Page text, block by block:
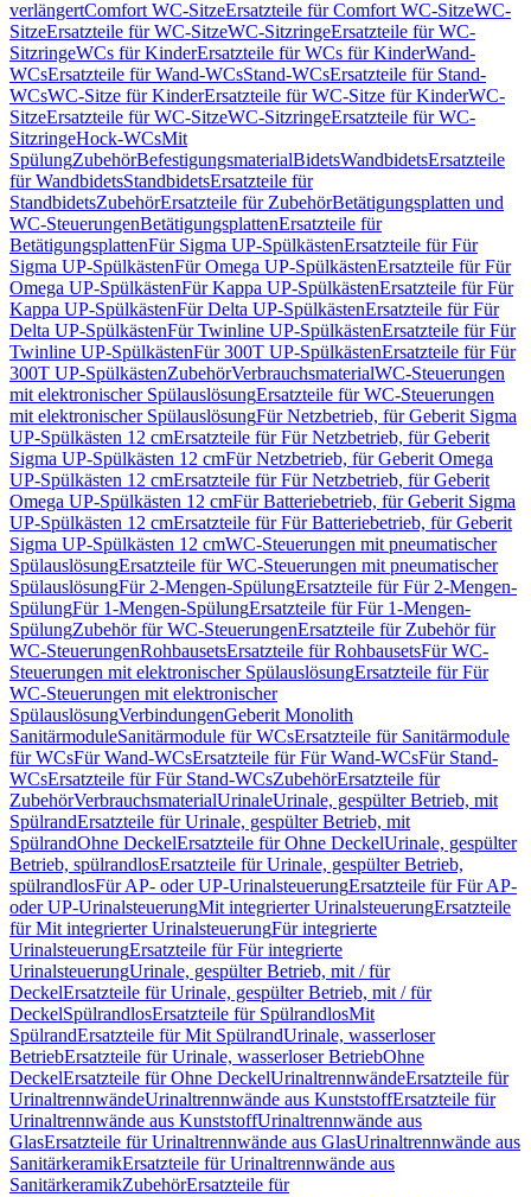
verlängertComfort WC-SitzeErsatzteile für Comfort WC-SitzeWC-
SitzeErsatzteile für WC-SitzeWC-SitzringeErsatzteile für WC-
SitzringeWCs für KinderErsatzteile für WCs für KinderWand-
WCsErsatzteile für Wand-WCsStand-WCsErsatzteile für Stand-
WCsWC-Sitze für KinderErsatzteile für WC-Sitze für KinderWC-
SitzeErsatzteile für WC-SitzeWC-SitzringeErsatzteile für WC-
SitzringeHock-WCsMit
SpülungZubehörBefestigungsmaterialBidetsWandbidetsErsatzteile
für WandbidetsStandbidetsErsatzteile für
StandbidetsZubehörErsatzteile für ZubehörBetätigungsplatten und
WC-SteuerungenBetätigungsplattenErsatzteile für
BetätigungsplattenFür Sigma UP-SpülkästenErsatzteile für Für
Sigma UP-SpülkästenFür Omega UP-SpülkästenErsatzteile für Für
Omega UP-SpülkästenFür Kappa UP-SpülkästenErsatzteile für Für
Kappa UP-SpülkästenFür Delta UP-SpülkästenErsatzteile für Für
Delta UP-SpülkästenFür Twinline UP-SpülkästenErsatzteile für Für
Twinline UP-SpülkästenFür 300T UP-SpülkästenErsatzteile für Für
300T UP-SpülkästenZubehörVerbrauchsmaterialWC-Steuerungen
mit elektronischer SpülauslösungErsatzteile für WC-Steuerungen
mit elektronischer SpülauslösungFür Netzbetrieb, für Geberit Sigma
UP-Spülkästen 12 cmErsatzteile für Für Netzbetrieb, für Geberit
Sigma UP-Spülkästen 12 cmFür Netzbetrieb, für Geberit Omega
UP-Spülkästen 12 cmErsatzteile für Für Netzbetrieb, für Geberit
Omega UP-Spülkästen 12 cmFür Batteriebetrieb, für Geberit Sigma
UP-Spülkästen 12 cmErsatzteile für Für Batteriebetrieb, für Geberit
Sigma UP-Spülkästen 12 cmWC-Steuerungen mit pneumatischer
SpülauslösungErsatzteile für WC-Steuerungen mit pneumatischer
SpülauslösungFür 2-Mengen-SpülungErsatzteile für Für 2-Mengen-
SpülungFür 1-Mengen-SpülungErsatzteile für Für 1-Mengen-
SpülungZubehör für WC-SteuerungenErsatzteile für Zubehör für
WC-SteuerungenRohbausetsErsatzteile für RohbausetsFür WC-
Steuerungen mit elektronischer SpülauslösungErsatzteile für Für
WC-Steuerungen mit elektronischer
SpülauslösungVerbindungenGeberit Monolith
SanitärmoduleSanitärmodule für WCsErsatzteile für Sanitärmodule
für WCsFür Wand-WCsErsatzteile für Für Wand-WCsFür Stand-
WCsErsatzteile für Für Stand-WCsZubehörErsatzteile für
ZubehörVerbrauchsmaterialUrinaleUrinale, gespülter Betrieb, mit
SpülrandErsatzteile für Urinale, gespülter Betrieb, mit
SpülrandOhne DeckelErsatzteile für Ohne DeckelUrinale, gespülter
Betrieb, spülrandlosErsatzteile für Urinale, gespülter Betrieb,
spülrandlosFür AP- oder UP-UrinalsteuerungErsatzteile für Für AP-
oder UP-UrinalsteuerungMit integrierter UrinalsteuerungErsatzteile
für Mit integrierter UrinalsteuerungFür integrierte
UrinalsteuerungErsatzteile für Für integrierte
UrinalsteuerungUrinale, gespülter Betrieb, mit / für
DeckelErsatzteile für Urinale, gespülter Betrieb, mit / für
DeckelSpülrandlosErsatzteile für SpülrandlosMit
SpülrandErsatzteile für Mit SpülrandUrinale, wasserloser
BetriebErsatzteile für Urinale, wasserloser BetriebOhne
DeckelErsatzteile für Ohne DeckelUrinaltrennwändeErsatzteile für
UrinaltrennwändeUrinaltrennwände aus KunststoffErsatzteile für
Urinaltrennwände aus KunststoffUrinaltrennwände aus
GlasErsatzteile für Urinaltrennwände aus GlasUrinaltrennwände aus
SanitärkeramikErsatzteile für Urinaltrennwände aus
SanitärkeramikZubehörErsatzteile für